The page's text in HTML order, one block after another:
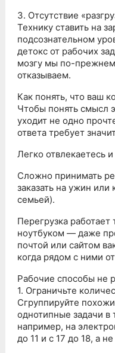
3. Отсутствие
Технику ставить на
подсознательном
детокс от рабочих
мозгу мы по-
отказываем.
Как понять, что ваш
Чтобы понять смысл
уходит не одно
ответа требует
Легко отвлекаетесь
Сложно принимать
заказать на ужин или
семьей).
Перегрузка
ноутбуком — даже
почтой или сайтом
когда рядом с ними
Рабочие способы не
1. Ограничьте
Сгруппируйте
однотипные задачи
например, на
до 11 и с 17 до 18, а